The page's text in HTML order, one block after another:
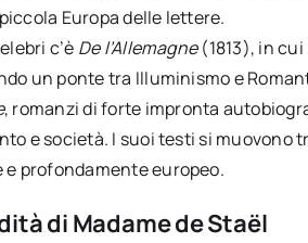
Europa delle lettere.
c’è De l’Allemagne(1813), in
un ponte tra Illuminismo e
, romanzi di forte impronta
e società. I suoi testi si muovono
profondamente europeo.
di Madame de Staël